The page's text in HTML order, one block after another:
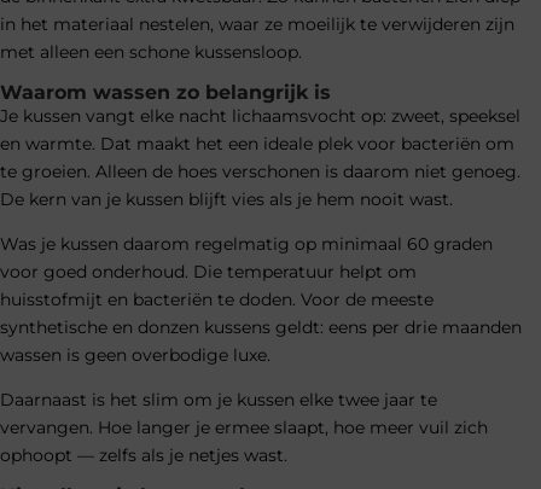
in het materiaal nestelen, waar ze moeilijk te verwijderen zijn
met alleen een schone kussensloop.
Waarom wassen zo belangrijk is
Je kussen vangt elke nacht lichaamsvocht op: zweet, speeksel
en warmte. Dat maakt het een ideale plek voor bacteriën om
te groeien. Alleen de hoes verschonen is daarom niet genoeg.
De kern van je kussen blijft vies als je hem nooit wast.
Was je kussen daarom regelmatig op minimaal 60 graden
voor goed onderhoud. Die temperatuur helpt om
huisstofmijt en bacteriën te doden. Voor de meeste
synthetische en donzen kussens geldt: eens per drie maanden
wassen is geen overbodige luxe.
Daarnaast is het slim om je kussen elke twee jaar te
vervangen. Hoe langer je ermee slaapt, hoe meer vuil zich
ophoopt — zelfs als je netjes wast.